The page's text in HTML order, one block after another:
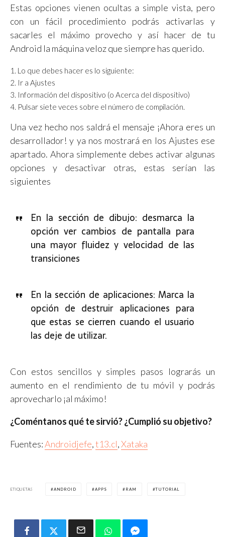
Estas opciones vienen ocultas a simple vista, pero
con un fácil procedimiento podrás activarlas y
sacarles el máximo provecho y así hacer de tu
Android la máquina veloz que siempre has querido.
Lo que debes hacer es lo siguiente:
Ir a Ajustes
Información del dispositivo (o Acerca del dispositivo)
Pulsar siete veces sobre el número de compilación.
Una vez hecho nos saldrá el mensaje ¡Ahora eres un
desarrollador! y ya nos mostrará en los Ajustes ese
apartado. Ahora simplemente debes activar algunas
opciones y desactivar otras, estas serían las
siguientes
En la sección de dibujo: desmarca la
opción ver cambios de pantalla para
una mayor fluidez y velocidad de las
transiciones
En la sección de aplicaciones: Marca la
opción de destruir aplicaciones para
que estas se cierren cuando el usuario
las deje de utilizar.
Con estos sencillos y simples pasos lograrás un
aumento en el rendimiento de tu móvil y podrás
aprovecharlo ¡al máximo!
¿Coméntanos qué te sirvió? ¿Cumplió su objetivo?
Fuentes:Androidjefe,t13.cl,Xataka
ETIQUETAS ANDROID APPS RAM TUTORIAL